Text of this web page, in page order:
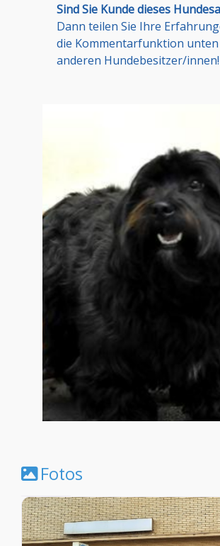
Sind Sie Kunde dieses
Dann teilen Sie Ihre
die Kommentarfunktion
anderen Hundebesitzer/innen!
Fotos